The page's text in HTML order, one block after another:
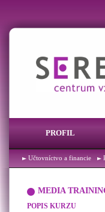
PROFIL
Účtovníctvo a financie
MEDIA
POPIS KURZU